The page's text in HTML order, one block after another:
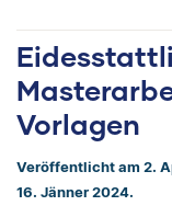
Vorlagen
Veröffentlicht am 2.
16. Jänner 2024.